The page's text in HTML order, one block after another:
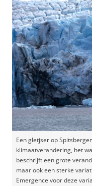
Een gletjser op
klimaatverandering, het
beschrijft een grote
maar ook een sterke
Emergence voor deze